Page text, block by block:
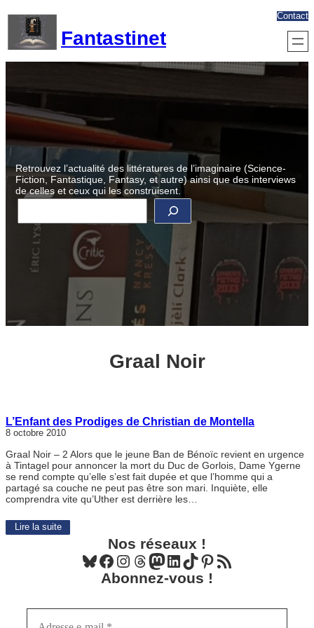
contenu
Fantastinet
Contact
Retrouvez l’actualité des littératures de l’imaginaire (Science-
Fiction, Fantastique, Fantasy, et autre) ainsi que des interviews
de celles et ceux qui les construisent.
R
c
Graal Noir
L’Enfant des Prodiges de Christian de Montella
8 octobre 2010
Graal Noir – 2 Alors que le jeune Ban de Bénoïc revient en urgence
à Tintagel pour annoncer la mort du Duc de Gorlois, Dame Ygerne
se rend compte qu’elle s’est fait dupée et que l’homme qui a
partagé sa couche ne peut pas être son mari. Inquiète, elle
comprendra vite qu’Uther est derrière les…
Lire la suite
Nos réseaux !
Bluesky Facebook Instagram Threads Mastodon LinkedIn TikTok Pinterest Flux RSS
Abonnez-vous !